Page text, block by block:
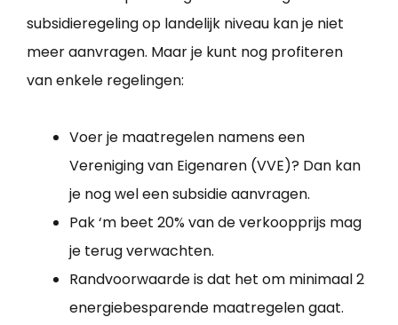
subsidieregeling op landelijk niveau kan je niet
meer aanvragen. Maar je kunt nog profiteren
van enkele regelingen:
Voer je maatregelen namens een
Vereniging van Eigenaren (VVE)? Dan kan
je nog wel een subsidie aanvragen.
Pak ‘m beet 20% van de verkoopprijs mag
je terug verwachten.
Randvoorwaarde is dat het om minimaal 2
energiebesparende maatregelen gaat.